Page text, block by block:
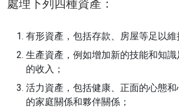
處理下列四種資產：
有形資產，包括存款、房屋等足以維
生產資產，例如增加新的技能和知
的收入；
活力資產，包括健康、正面的心態
的家庭關係和夥伴關係；